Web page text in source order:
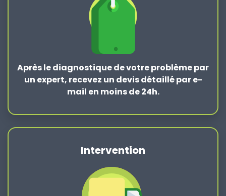
Après lediagnostique de votre problèmepar
un expert, recevez un devis détaillé par e-
mail en moins de 24h.
Intervention